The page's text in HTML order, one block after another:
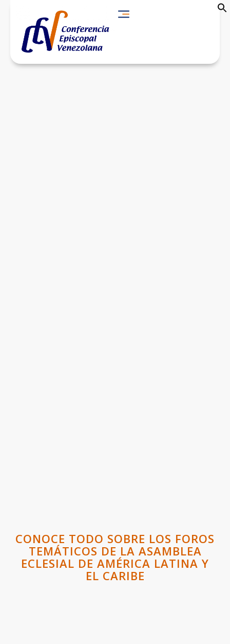
CONOCE TODO SOBRE LOS FOROS
TEMÁTICOS DE LA ASAMBLEA
ECLESIAL DE AMÉRICA LATINA Y
EL CARIBE